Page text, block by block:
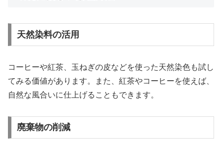
天然染料の活用
コーヒーや紅茶、玉ねぎの皮などを使った天然染色も試し
てみる価値があります。また、紅茶やコーヒーを使えば、
自然な風合いに仕上げることもできます。
廃棄物の削減